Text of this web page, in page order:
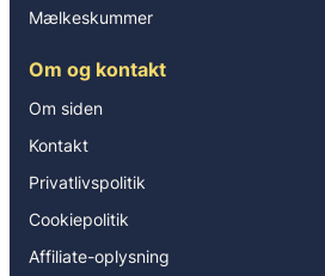
Mælkeskummer
Om og kontakt
Om siden
Kontakt
Privatlivspolitik
Cookiepolitik
Affiliate-oplysning